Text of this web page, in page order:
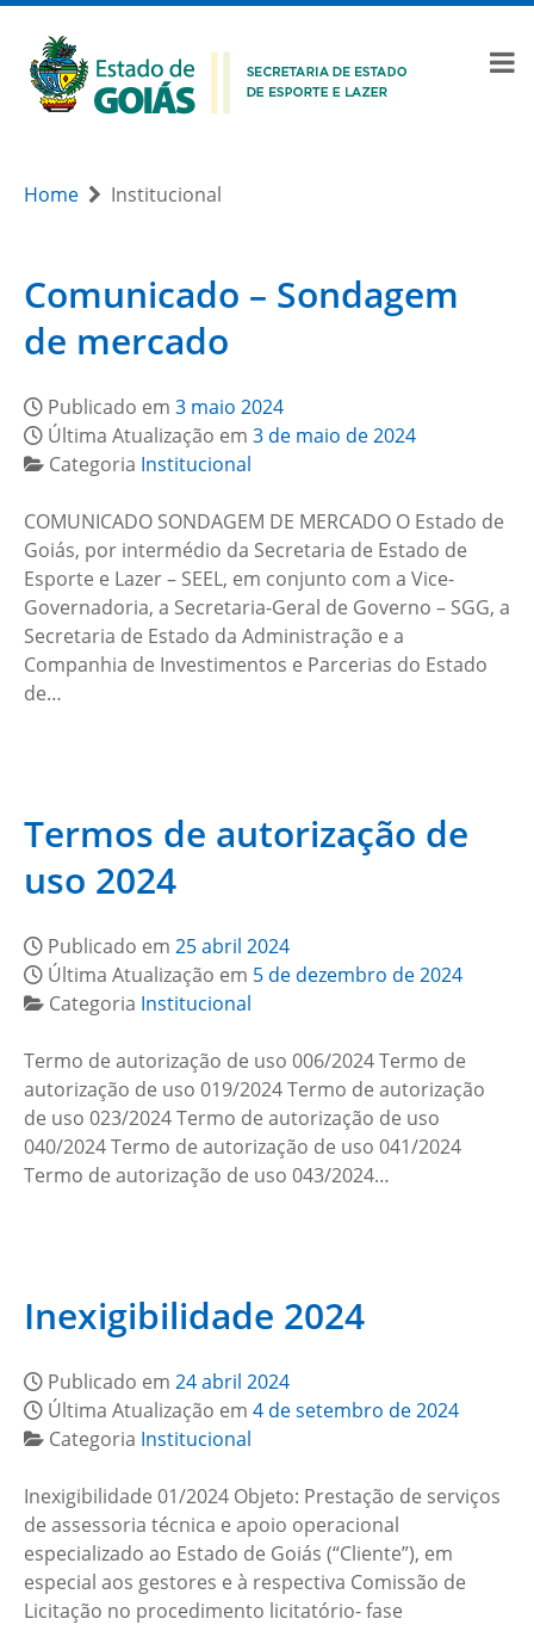
Home Institucional
Comunicado – Sondagem
de mercado
Publicado em 3 maio 2024
Última Atualização em 3 de maio de 2024
Categoria Institucional
COMUNICADO SONDAGEM DE MERCADO O Estado de
Goiás, por intermédio da Secretaria de Estado de
Esporte e Lazer – SEEL, em conjunto com a Vice-
Governadoria, a Secretaria-Geral de Governo – SGG, a
Secretaria de Estado da Administração e a
Companhia de Investimentos e Parcerias do Estado
de…
Termos de autorização de
uso 2024
Publicado em 25 abril 2024
Última Atualização em 5 de dezembro de 2024
Categoria Institucional
Termo de autorização de uso 006/2024 Termo de
autorização de uso 019/2024 Termo de autorização
de uso 023/2024 Termo de autorização de uso
040/2024 Termo de autorização de uso 041/2024
Termo de autorização de uso 043/2024…
Inexigibilidade 2024
Publicado em 24 abril 2024
Última Atualização em 4 de setembro de 2024
Categoria Institucional
Inexigibilidade 01/2024 Objeto: Prestação de serviços
de assessoria técnica e apoio operacional
especializado ao Estado de Goiás (“Cliente”), em
especial aos gestores e à respectiva Comissão de
Licitação no procedimento licitatório- fase